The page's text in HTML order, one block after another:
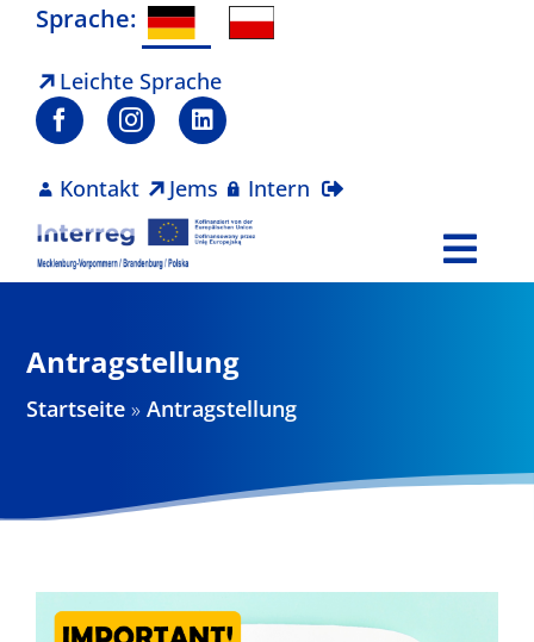
Zum
springen
Sprache:
Leichte Sprache
Kontakt Jems Intern
Projekte
Antragstellung
Startseite »Antragstellung